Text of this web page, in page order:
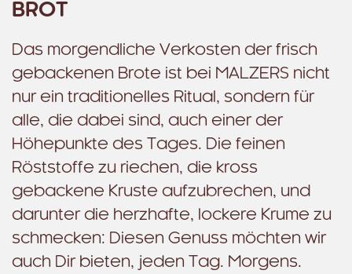
BROT
Das morgendliche Verkosten der frisch
gebackenen Brote ist bei MALZERS nicht
nur ein traditionelles Ritual, sondern für
alle, die dabei sind, auch einer der
Höhepunkte des Tages. Die feinen
Röststoffe zu riechen, die kross
gebackene Kruste aufzubrechen, und
darunter die herzhafte, lockere Krume zu
schmecken: Diesen Genuss möchten wir
auch Dir bieten, jeden Tag. Morgens.